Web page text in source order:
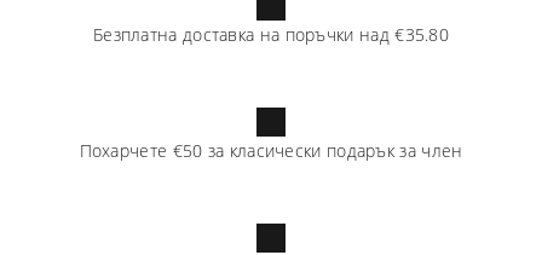
Безплатна доставка на поръчки над €35.80
Похарчете €50 за класически подарък за член